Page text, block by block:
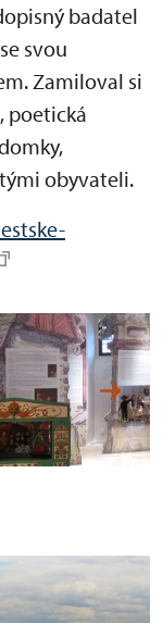
badatel
svou
Zamiloval si
poetická
obyvateli.